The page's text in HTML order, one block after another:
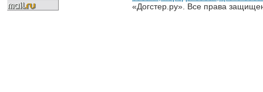
«Догстер.ру». Все права